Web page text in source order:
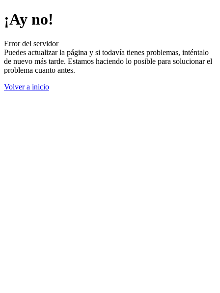
¡Ay no!
Error del servidor
Puedes actualizar la página y si todavía tienes problemas, inténtalo
de nuevo más tarde. Estamos haciendo lo posible para solucionar el
problema cuanto antes.
Volver a inicio